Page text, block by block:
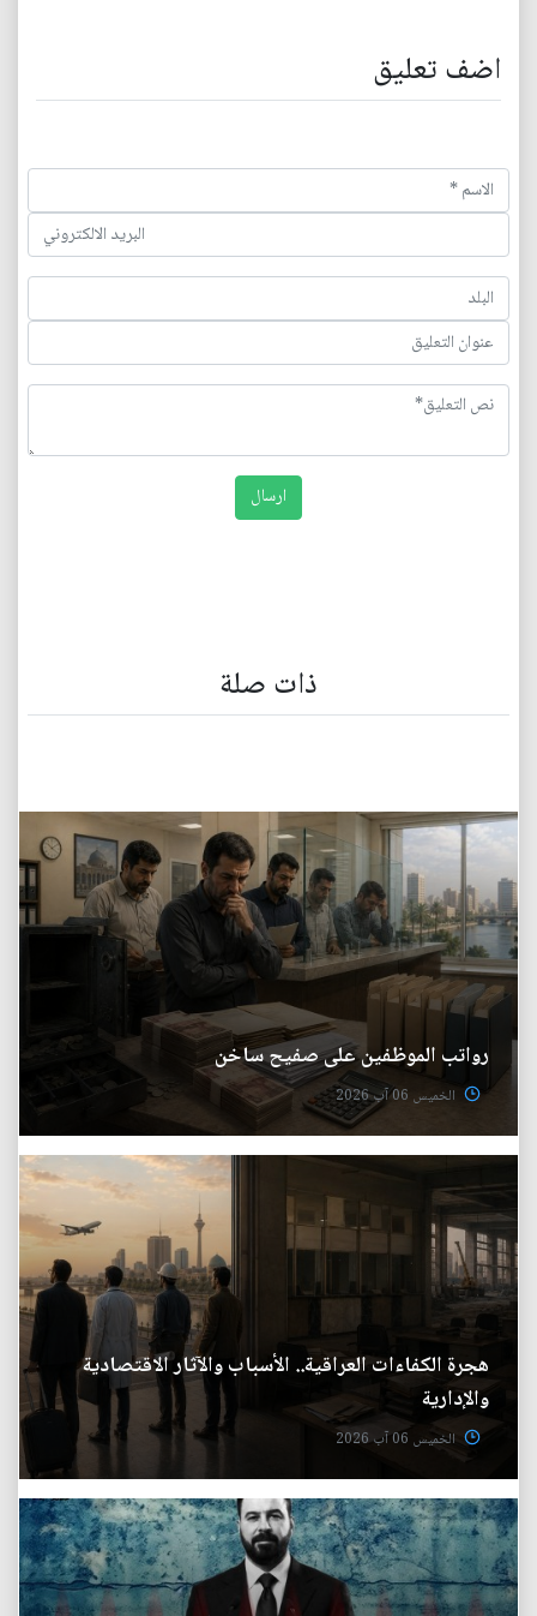
اضف تعليق
ذات صلة
رواتب الموظفين على صفيح ساخن
الخميس 06 آب 2026
هجرة الكفاءات العراقية.. الأسباب والآثار الاقتصادية
والإدارية
الخميس 06 آب 2026